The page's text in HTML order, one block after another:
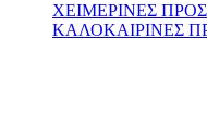
ΧΕΙΜΕΡΙΝΕΣ
ΚΑΛΟΚΑΙΡΙΝΕΣ